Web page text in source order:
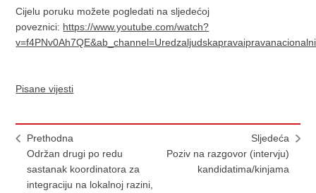
Cijelu poruku možete pogledati na sljedećoj
poveznici: https://www.youtube.com/watch?
Pisane vijesti
Prethodna
Održan drugi po redu
sastanak koordinatora za
integraciju na lokalnoj razini,
Sljedeća
Poziv na razgovor (intervju)
kandidatima/kinjama